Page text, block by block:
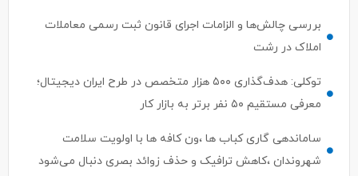
بررسی چالش‌ها و الزامات اجرای قانون ثبت رسمی معاملات
املاک در رشت
توکلی: هدف‌گذاری ۵۰۰ هزار متخصص در طرح ایران دیجیتال؛
معرفی مستقیم ۵۰ نفر برتر به بازار کار
ساماندهی گاری کباب ها ،ون کافه ها با اولویت سلامت
شهروندان ،کاهش ترافیک و حذف زوائد بصری دنبال می‌شود